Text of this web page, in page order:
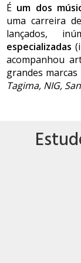
É um dos
uma carreira
lançados,
especializadas
acompanhou
grandes
Tagima, NIG,